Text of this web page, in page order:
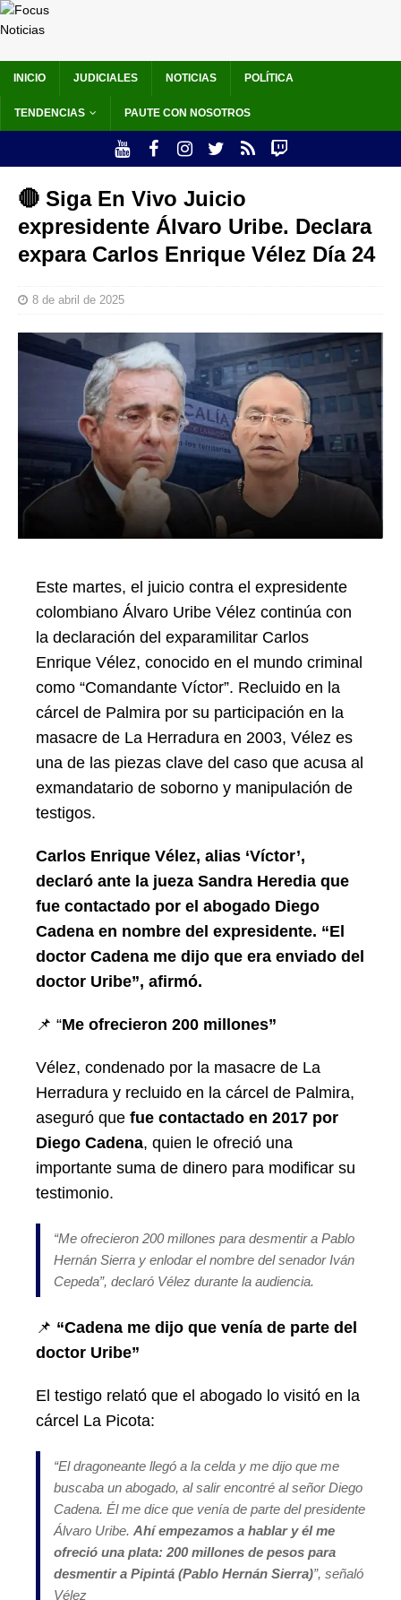
INICIO JUDICIALES NOTICIAS POLÍTICA
TENDENCIAS PAUTE CON NOSOTROS
🔴 Siga En Vivo Juicio
expresidente Álvaro Uribe. Declara
expara Carlos Enrique Vélez Día 24
8 de abril de 2025
Este martes, el juicio contra el expresidente
colombiano Álvaro Uribe Vélez continúa con
la declaración del exparamilitar Carlos
Enrique Vélez, conocido en el mundo criminal
como “Comandante Víctor”. Recluido en la
cárcel de Palmira por su participación en la
masacre de La Herradura en 2003, Vélez es
una de las piezas clave del caso que acusa al
exmandatario de soborno y manipulación de
testigos.
Carlos Enrique Vélez, alias ‘Víctor’,
declaró ante la jueza Sandra Heredia que
fue contactado por el abogado Diego
Cadena en nombre del expresidente. “El
doctor Cadena me dijo que era enviado del
doctor Uribe”, afirmó.
📌 “Me ofrecieron 200 millones”
Vélez, condenado por la masacre de La
Herradura y recluido en la cárcel de Palmira,
aseguró que fue contactado en 2017 por
Diego Cadena, quien le ofreció una
importante suma de dinero para modificar su
testimonio.
“Me ofrecieron 200 millones para desmentir a Pablo
Hernán Sierra y enlodar el nombre del senador Iván
Cepeda”, declaró Vélez durante la audiencia.
📌 “Cadena me dijo que venía de parte del
doctor Uribe”
El testigo relató que el abogado lo visitó en la
cárcel La Picota:
“El dragoneante llegó a la celda y me dijo que me
buscaba un abogado, al salir encontré al señor Diego
Cadena. Él me dice que venía de parte del presidente
Álvaro Uribe. Ahí empezamos a hablar y él me
ofreció una plata: 200 millones de pesos para
desmentir a Pipintá (Pablo Hernán Sierra)”, señaló
Vélez